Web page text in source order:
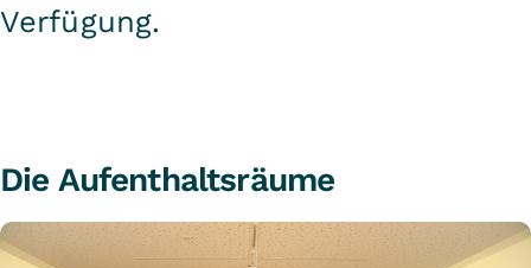
Verfügung.
Die Aufenthaltsräume